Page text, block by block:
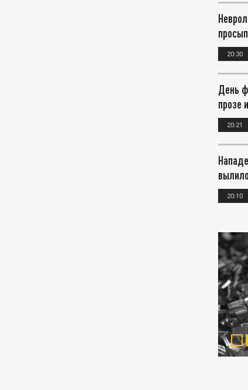
20:30
День
прозе
20:21
20:10